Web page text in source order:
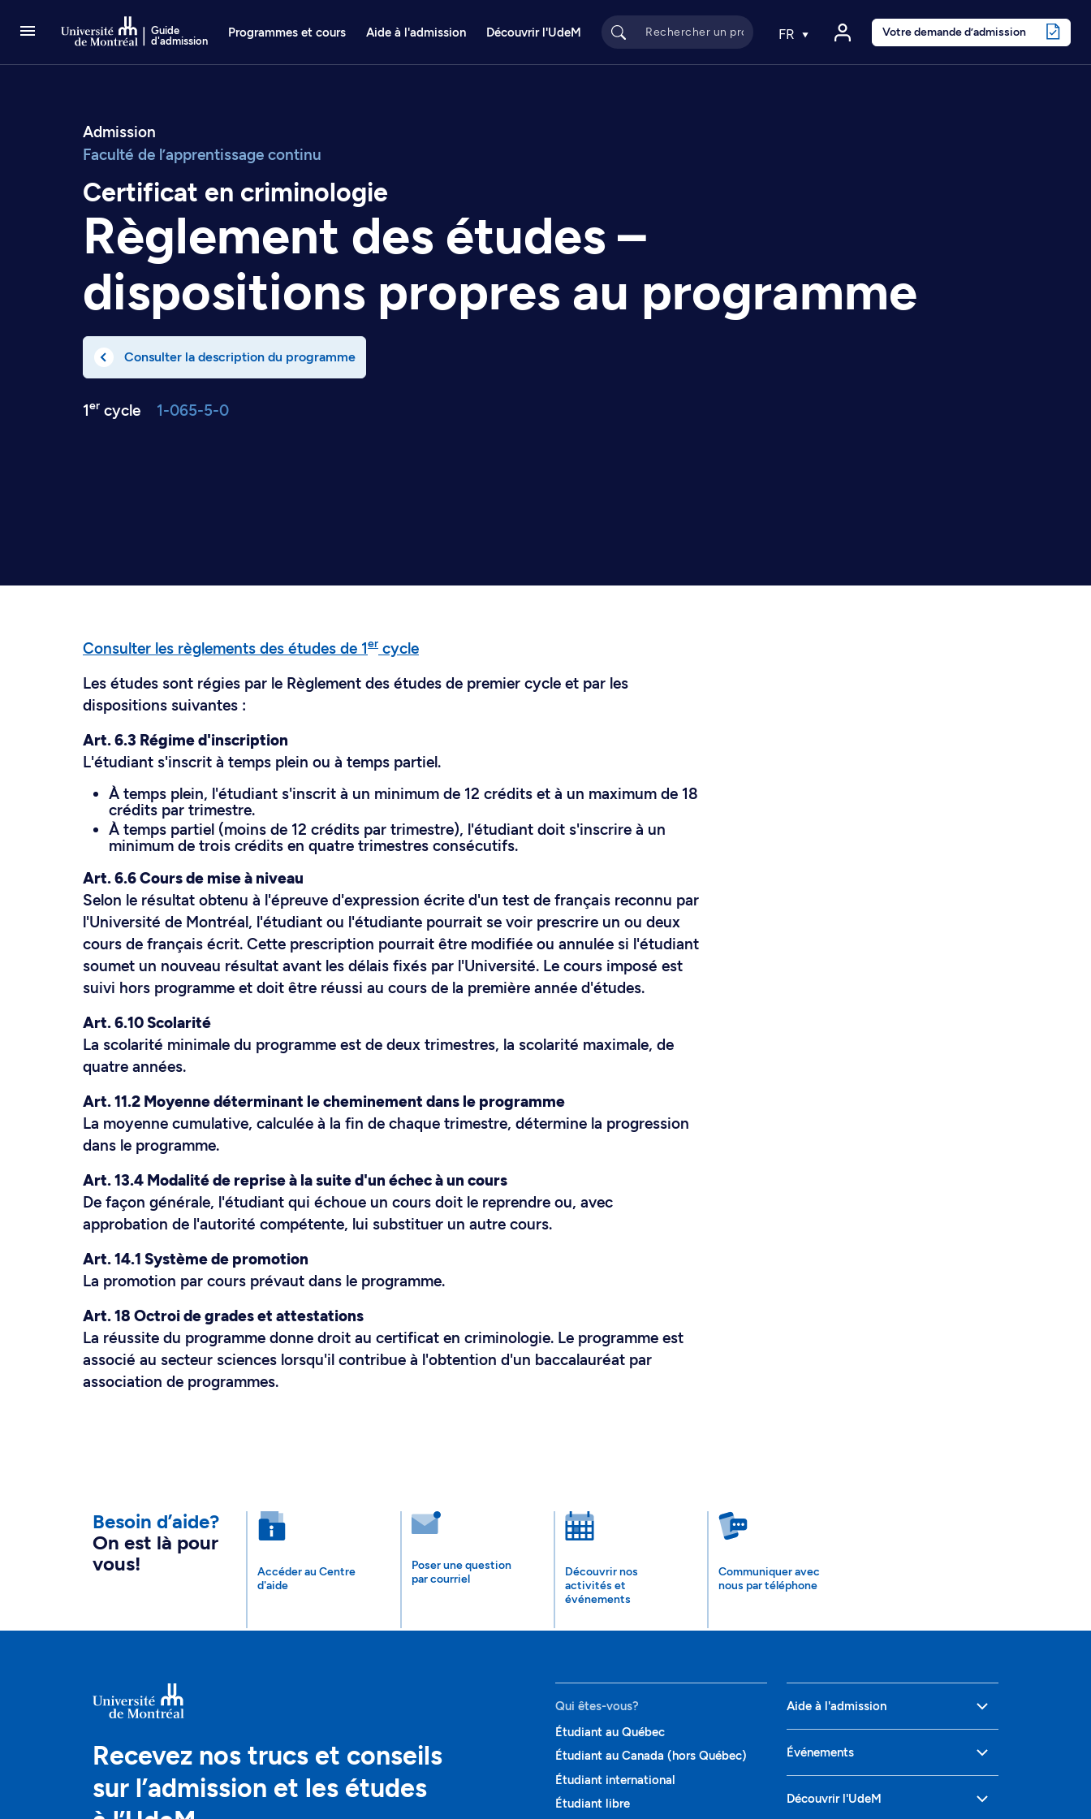
Guide
d'admission
Programmes et cours Aide à l'admission Découvrir l'UdeM FR Votre demande d’admission
Admission
Faculté de l’apprentissage continu
Certificat en criminologie
Règlement des études –
dispositions propres au programme
Consulter la description du programme
1er cycle 1-065-5-0
Consulter les règlements des études de 1er cycle
Les études sont régies par le Règlement des études de premier cycle et par les
dispositions suivantes :
Art. 6.3 Régime d'inscription
L'étudiant s'inscrit à temps plein ou à temps partiel.
À temps plein, l'étudiant s'inscrit à un minimum de 12 crédits et à un maximum de 18
crédits par trimestre.
À temps partiel (moins de 12 crédits par trimestre), l'étudiant doit s'inscrire à un
minimum de trois crédits en quatre trimestres consécutifs.
Art. 6.6 Cours de mise à niveau
Selon le résultat obtenu à l'épreuve d'expression écrite d'un test de français reconnu par
l'Université de Montréal, l'étudiant ou l'étudiante pourrait se voir prescrire un ou deux
cours de français écrit. Cette prescription pourrait être modifiée ou annulée si l'étudiant
soumet un nouveau résultat avant les délais fixés par l'Université. Le cours imposé est
suivi hors programme et doit être réussi au cours de la première année d'études.
Art. 6.10 Scolarité
La scolarité minimale du programme est de deux trimestres, la scolarité maximale, de
quatre années.
Art. 11.2 Moyenne déterminant le cheminement dans le programme
La moyenne cumulative, calculée à la fin de chaque trimestre, détermine la progression
dans le programme.
Art. 13.4 Modalité de reprise à la suite d'un échec à un cours
De façon générale, l'étudiant qui échoue un cours doit le reprendre ou, avec
approbation de l'autorité compétente, lui substituer un autre cours.
Art. 14.1 Système de promotion
La promotion par cours prévaut dans le programme.
Art. 18 Octroi de grades et attestations
La réussite du programme donne droit au certificat en criminologie. Le programme est
associé au secteur sciences lorsqu'il contribue à l'obtention d'un baccalauréat par
association de programmes.
Besoin d’aide?
On est là pour
vous!
Accéder au Centre
d'aide
Poser une question
par courriel
Découvrir nos
activités et
événements
Communiquer avec
nous par téléphone
Recevez nos trucs et conseils
sur l’admission et les études
Qui êtes-vous?
Étudiant au Québec
Étudiant au Canada (hors Québec)
Étudiant international
Étudiant libre
Aide à l'admission
Événements
Découvrir l'UdeM